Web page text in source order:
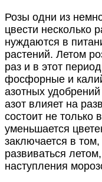
Розы одни из
цвести несколько
нуждаются в
растений. Летом
раз и в этот
фосфорные и
азотных
азот влияет на
состоит не только
уменьшается
заключается в
развиваться
наступления